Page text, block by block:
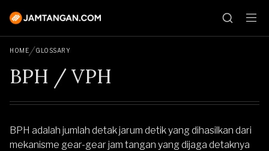
HOME GLOSSARY
BPH / VPH
BPH adalah jumlah detak jarum detik yang dihasilkan dari
mekanisme gear-gear jam tangan yang dijaga detaknya